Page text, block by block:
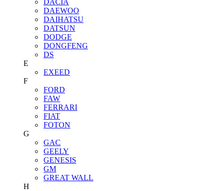
DAEWOO
DAIHATSU
DATSUN
DODGE
DONGFENG
DS
E
EXEED
F
FORD
FAW
FERRARI
FIAT
FOTON
G
GAC
GEELY
GENESIS
GM
GREAT WALL
H